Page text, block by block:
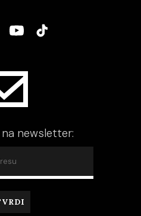
na newsletter: